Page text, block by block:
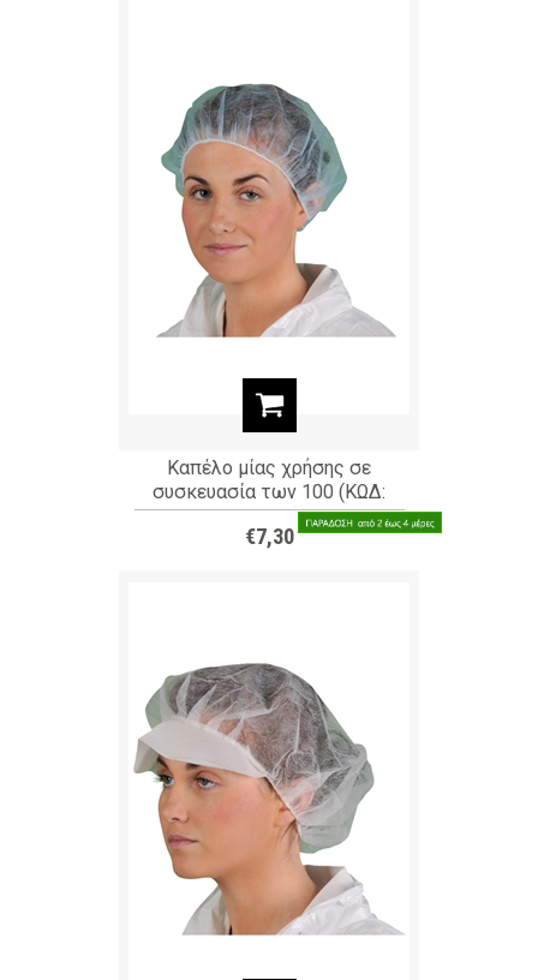
Καπέλο μίας χρήσης σε
συσκευασία των 100 (ΚΩΔ:
2H101)
€7,30